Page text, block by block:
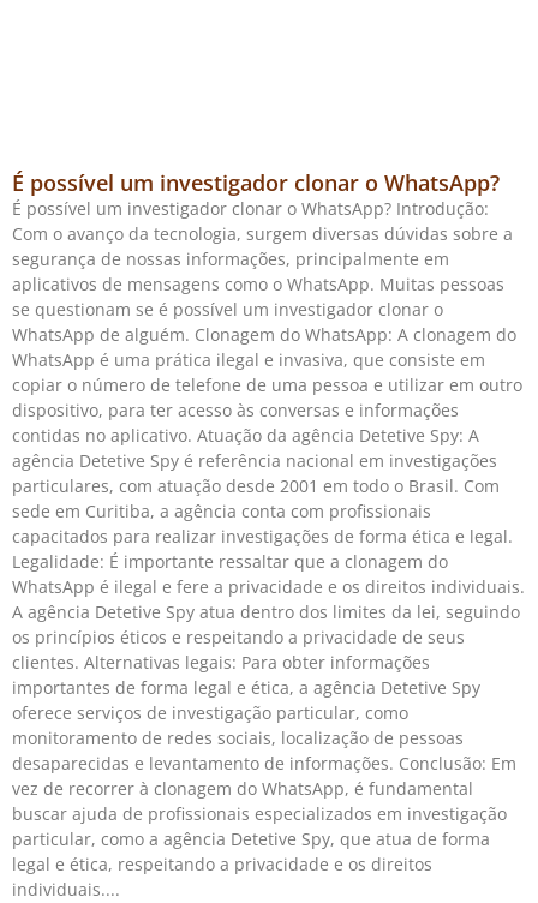
É possível um investigador clonar o WhatsApp?
É possível um investigador clonar o WhatsApp? Introdução:
Com o avanço da tecnologia, surgem diversas dúvidas sobre a
segurança de nossas informações, principalmente em
aplicativos de mensagens como o WhatsApp. Muitas pessoas
se questionam se é possível um investigador clonar o
WhatsApp de alguém. Clonagem do WhatsApp: A clonagem do
WhatsApp é uma prática ilegal e invasiva, que consiste em
copiar o número de telefone de uma pessoa e utilizar em outro
dispositivo, para ter acesso às conversas e informações
contidas no aplicativo. Atuação da agência Detetive Spy: A
agência Detetive Spy é referência nacional em investigações
particulares, com atuação desde 2001 em todo o Brasil. Com
sede em Curitiba, a agência conta com profissionais
capacitados para realizar investigações de forma ética e legal.
Legalidade: É importante ressaltar que a clonagem do
WhatsApp é ilegal e fere a privacidade e os direitos individuais.
A agência Detetive Spy atua dentro dos limites da lei, seguindo
os princípios éticos e respeitando a privacidade de seus
clientes. Alternativas legais: Para obter informações
importantes de forma legal e ética, a agência Detetive Spy
oferece serviços de investigação particular, como
monitoramento de redes sociais, localização de pessoas
desaparecidas e levantamento de informações. Conclusão: Em
vez de recorrer à clonagem do WhatsApp, é fundamental
buscar ajuda de profissionais especializados em investigação
particular, como a agência Detetive Spy, que atua de forma
legal e ética, respeitando a privacidade e os direitos
individuais.